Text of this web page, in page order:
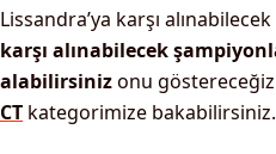
Lissandra’ya karşı
karşı alınabilecek
alabilirsinizonu
CT kategorimize